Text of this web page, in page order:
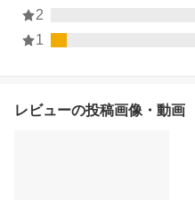
2
1
レビューの投稿画像・動画